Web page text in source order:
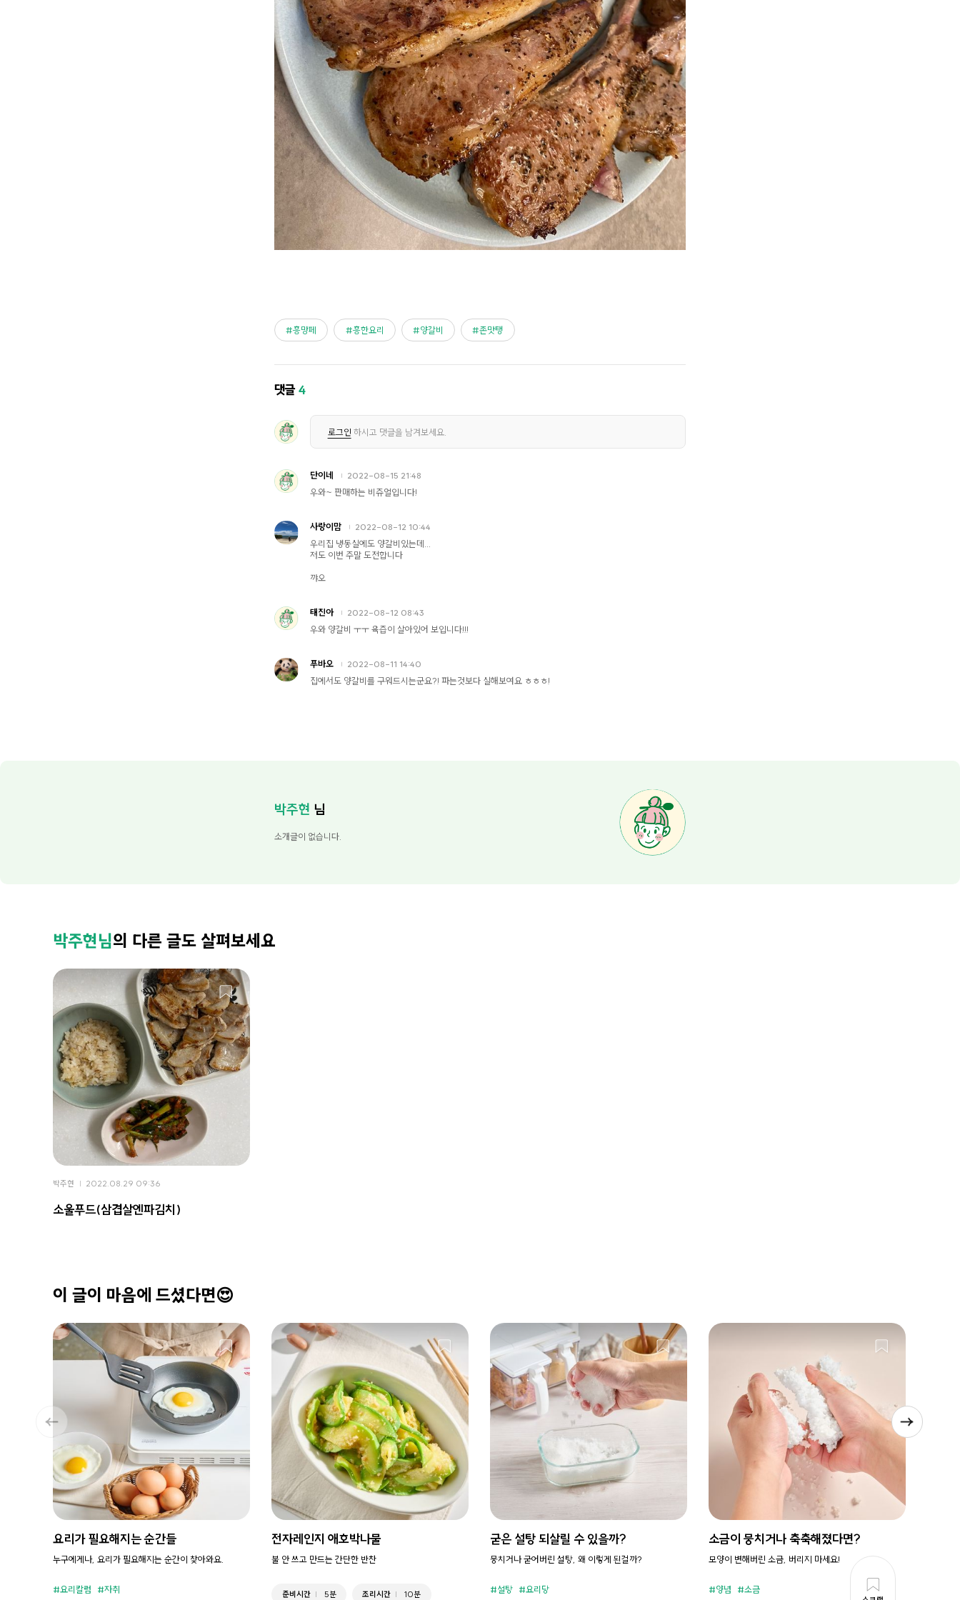
흥망페 흥한요리 양갈비 존맛탱
댓글4
로그인 하시고 댓글을 남겨보세요.
단이네 2022-08-15 21:48
우와~ 판매하는 비쥬얼입니다!
사랑이맘 2022-08-12 10:44
우리집 냉동실에도 양갈비있는데...
저도 이번 주말 도전합니다
꺄오
태진아 2022-08-12 08:43
우와 양갈비 ㅜㅜ 육즙이 살아있어 보입니다!!!
푸바오 2022-08-11 14:40
집에서도 양갈비를 구워드시는군요?! 파는것보다 실해보여요 ㅎㅎㅎ!
박주현 님
소개글이 없습니다.
박주현님의 다른 글도 살펴보세요
박주현 2022.08.29 09:36
소울푸드(삼겹살엔파김치)
이 글이 마음에 드셨다면😍
요리가 필요해지는 순간들
누구에게나, 요리가 필요해지는 순간이 찾아와요.
요리칼럼 자취
전자레인지 애호박나물
불 안 쓰고 만드는 간단한 반찬
준비시간 5분 조리시간 10분
굳은 설탕 되살릴 수 있을까?
뭉치거나 굳어버린 설탕, 왜 이렇게 된걸까?
설탕 요리당
소금이 뭉치거나 축축해졌다면?
모양이 변해버린 소금, 버리지 마세요!
양념 소금